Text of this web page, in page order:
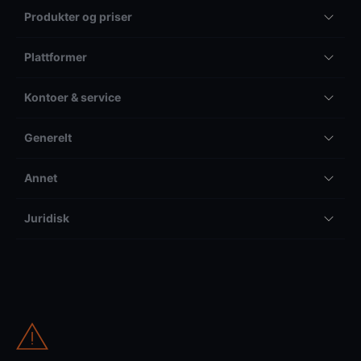
Produkter og priser
Plattformer
Kontoer & service
Generelt
Annet
Juridisk